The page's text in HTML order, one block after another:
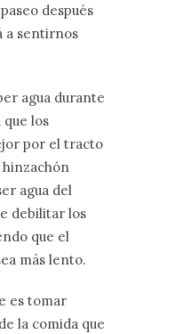
después
a sentirnos
agua durante
que los
por el tracto
agua del
debilitar los
que el
más lento.
es tomar
la comida que